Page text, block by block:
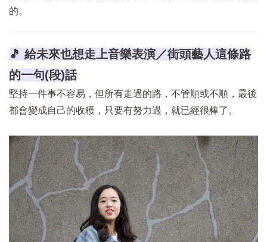
的。
🎵 給未來也想走上音樂表演／街頭藝人這條路
的一句(段)話
堅持一件事不容易，但所有走過的路，不管順或不順，最後
都會變成自己的收穫，只要有努力過，就已經很棒了。